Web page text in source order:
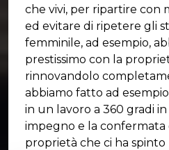
che vivi, per ripartire con
ed evitare di ripetere gli
femminile, ad esempio,
prestissimo con la
rinnovandolo
abbiamo fatto ad
in un lavoro a 360 gradi
impegno e la confermata
proprietà che ci ha